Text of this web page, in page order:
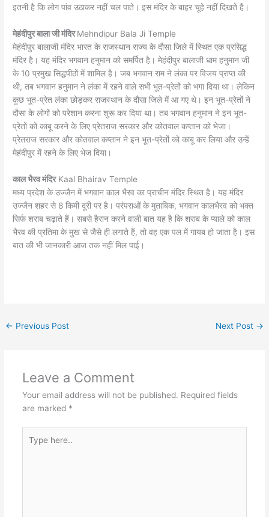
इतनी है कि लोग पांव उठाकर नहीं चल पाते। इस मंदिर के बाहर चूहे नहीं दिखते हैं।
मेहंदीपुर बाला जी मंदिरMehndipur Bala Ji Temple
मेहंदीपुर बालाजी मंदिर भारत के राजस्थान राज्य के दौसा जिले में स्थित एक प्रसिद्ध
मंदिर है। यह मंदिर भगवान हनुमान को समर्पित है। मेहंदीपुर बालाजी धाम हनुमान जी
के 10 प्रमुख सिद्धपीठों में शामिल है। जब भगवान राम ने लंका पर विजय प्राप्त की
थी, तब भगवान हनुमान ने लंका में रहने वाले सभी भूत-प्रेतों को भगा दिया था। लेकिन
कुछ भूत-प्रेत लंका छोड़कर राजस्थान के दौसा जिले में आ गए थे। इन भूत-प्रेतों ने
दौसा के लोगों को परेशान करना शुरू कर दिया था। तब भगवान हनुमान ने इन भूत-
प्रेतों को काबू करने के लिए प्रेतराज सरकार और कोतवाल कप्तान को भेजा।
प्रेतराज सरकार और कोतवाल कप्तान ने इन भूत-प्रेतों को काबू कर लिया और उन्हें
मेहंदीपुर में रहने के लिए भेज दिया।
काल भैरव मंदिरKaal Bhairav ​​Temple
मध्य प्रदेश के उज्जैन में भगवान काल भैरव का प्राचीन मंदिर स्थित है। यह मंदिर
उज्जैन शहर से 8 किमी दूरी पर है। परंपराओं के मुताबिक, भगवान कालभैरव को भक्त
सिर्फ शराब चढ़ाते हैं। सबसे हैरान करने वाली बात यह है कि शराब के प्याले को काल
भैरव की प्रतिमा के मुख से जैसे ही लगाते हैं, तो वह एक पल में गायब हो जाता है। इस
बात की भी जानकारी आज तक नहीं मिल पाई।
← Previous Post Next Post →
Leave a Comment
Your email address will not be published. Required fields
are marked *
here..